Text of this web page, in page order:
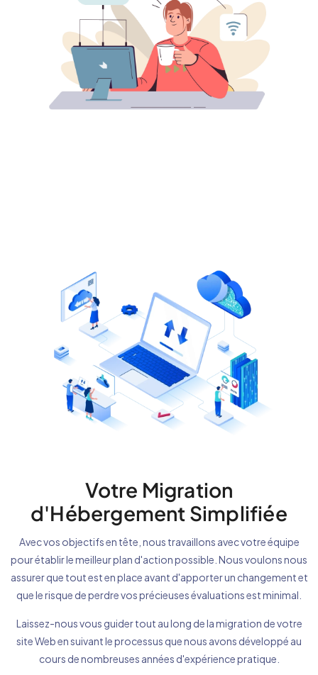
Votre Migration
d'Hébergement Simplifiée
Avec vos objectifs en tête, nous travaillons avec votre équipe
pour établir le meilleur plan d'action possible. Nous voulons nous
assurer que tout est en place avant d'apporter un changement et
que le risque de perdre vos précieuses évaluations est minimal.
Laissez-nous vous guider tout au long de la migration de votre
site Web en suivant le processus que nous avons développé au
cours de nombreuses années d'expérience pratique.